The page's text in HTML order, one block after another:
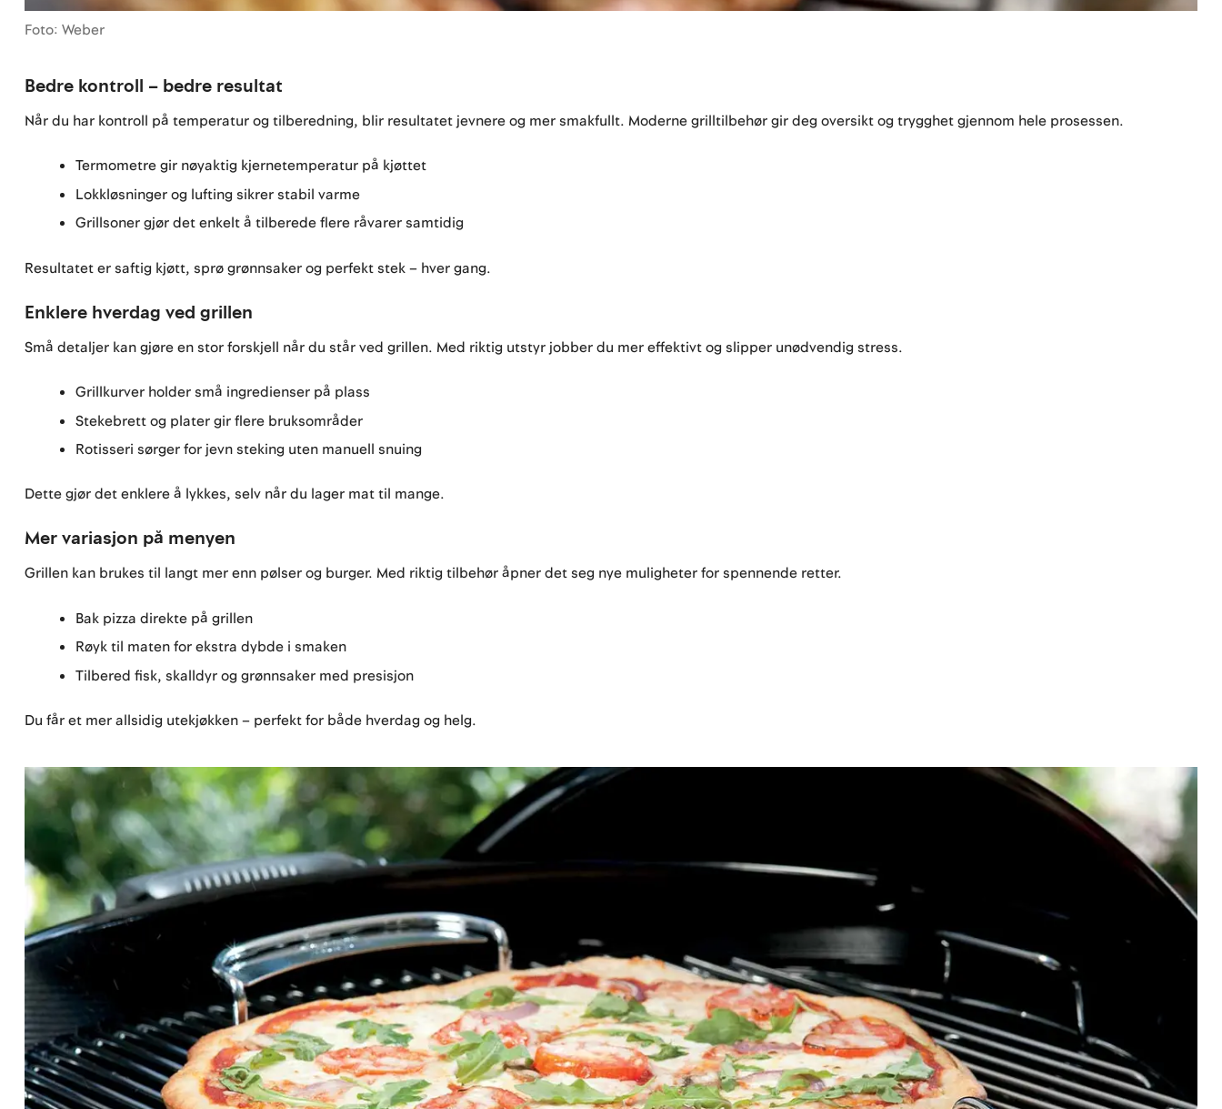
Foto: Weber
Bedre kontroll – bedre resultat
Når du har kontroll på temperatur og tilberedning, blir resultatet jevnere og mer smakfullt. Moderne grilltilbehør gir deg oversikt og trygghet gjennom hele prosessen.
Termometre gir nøyaktig kjernetemperatur på kjøttet
Lokkløsninger og lufting sikrer stabil varme
Grillsoner gjør det enkelt å tilberede flere råvarer samtidig
Resultatet er saftig kjøtt, sprø grønnsaker og perfekt stek – hver gang.
Enklere hverdag ved grillen
Små detaljer kan gjøre en stor forskjell når du står ved grillen. Med riktig utstyr jobber du mer effektivt og slipper unødvendig stress.
Grillkurver holder små ingredienser på plass
Stekebrett og plater gir flere bruksområder
Rotisseri sørger for jevn steking uten manuell snuing
Dette gjør det enklere å lykkes, selv når du lager mat til mange.
Mer variasjon på menyen
Grillen kan brukes til langt mer enn pølser og burger. Med riktig tilbehør åpner det seg nye muligheter for spennende retter.
Bak pizza direkte på grillen
Røyk til maten for ekstra dybde i smaken
Tilbered fisk, skalldyr og grønnsaker med presisjon
Du får et mer allsidig utekjøkken – perfekt for både hverdag og helg.